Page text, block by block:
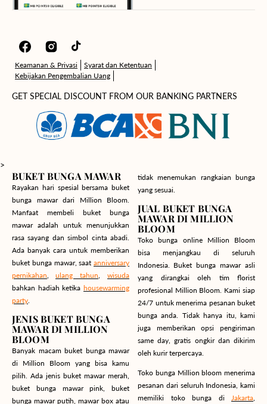
FacebookInstagramTikTok
Keamanan & Privasi
Syarat dan Ketentuan
Kebijakan Pengembalian Uang
GET SPECIAL DISCOUNT FROM OUR BANKING PARTNERS
>
BUKET BUNGA MAWAR
Rayakan hari spesial bersama buket
bunga mawar dari Million Bloom.
Manfaat membeli buket bunga
mawar adalah untuk menunjukkan
rasa sayang dan simbol cinta abadi.
Ada banyak cara untuk memberikan
buket bunga mawar, saat anniversary
pernikahan, ulang tahun, wisuda
bahkan hadiah ketika housewarming
party.
JENIS BUKET BUNGA
MAWAR DI MILLION
BLOOM
Banyak macam buket bunga mawar
di Million Bloom yang bisa kamu
pilih. Ada jenis buket mawar merah,
buket bunga mawar pink, buket
bunga mawar putih, mawar box atau
tidak menemukan rangkaian bunga
yang sesuai.
JUAL BUKET BUNGA
MAWAR DI MILLION
BLOOM
Toko bunga online Million Bloom
bisa menjangkau di seluruh
Indonesia. Buket bunga mawar asli
yang dirangkai oleh tim florist
profesional Million Bloom. Kami siap
24/7 untuk menerima pesanan buket
bunga anda. Tidak hanya itu, kami
juga memberikan opsi pengiriman
same day, gratis ongkir dan dikirim
oleh kurir terpercaya.
Toko bunga Million bloom menerima
pesanan dari seluruh Indonesia, kami
memiliki toko bunga di Jakarta,